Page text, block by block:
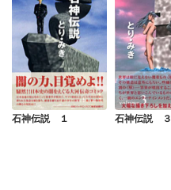
石神伝説 １ 石神伝説 ３